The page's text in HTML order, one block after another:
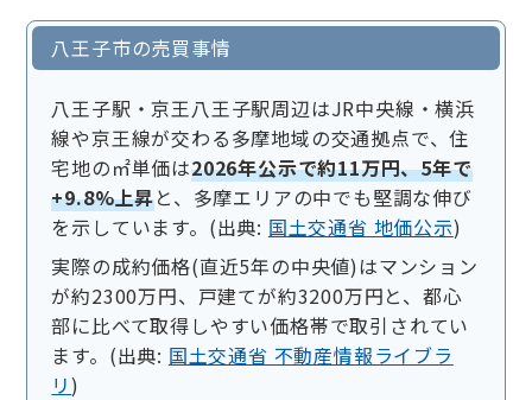
八王子市の売買事情
八王子駅・京王八王子駅周辺はJR中央線・横浜
線や京王線が交わる多摩地域の交通拠点で、住
宅地の㎡単価は2026年公示で約11万円、5年で
+9.8%上昇と、多摩エリアの中でも堅調な伸び
を示しています。(出典: 国土交通省 地価公示)
実際の成約価格(直近5年の中央値)はマンション
が約2300万円、戸建てが約3200万円と、都心
部に比べて取得しやすい価格帯で取引されてい
ます。(出典: 国土交通省 不動産情報ライブラ
リ)